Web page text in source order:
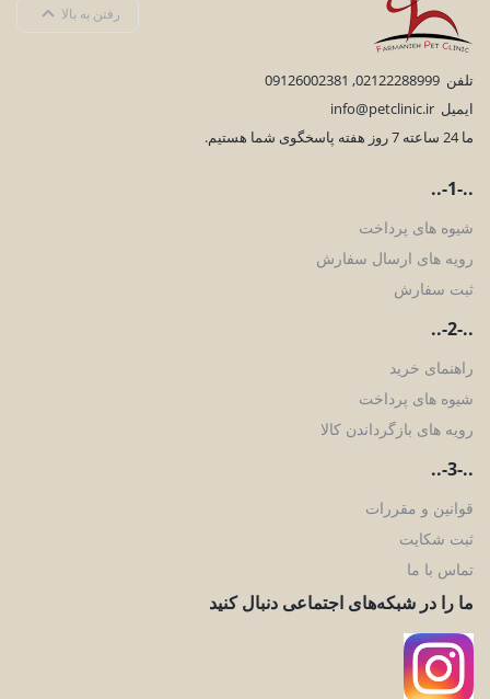
رفتن به بالا
تلفن 02122288999
,
09126002381
ایمیل info@petclinic.ir
ما 24 ساعته 7 روز هفته پاسخگوی شما هستیم.
..-1-..
شیوه های پرداخت
رویه های ارسال سفارش
ثبت سفارش
..-2-..
راهنمای خرید
شیوه های پرداخت
رویه های بازگرداندن کالا
..-3-..
قوانین و مقررات
ثبت شکایت
تماس با ما
ما را در شبکه‌های اجتماعی دنبال کنید